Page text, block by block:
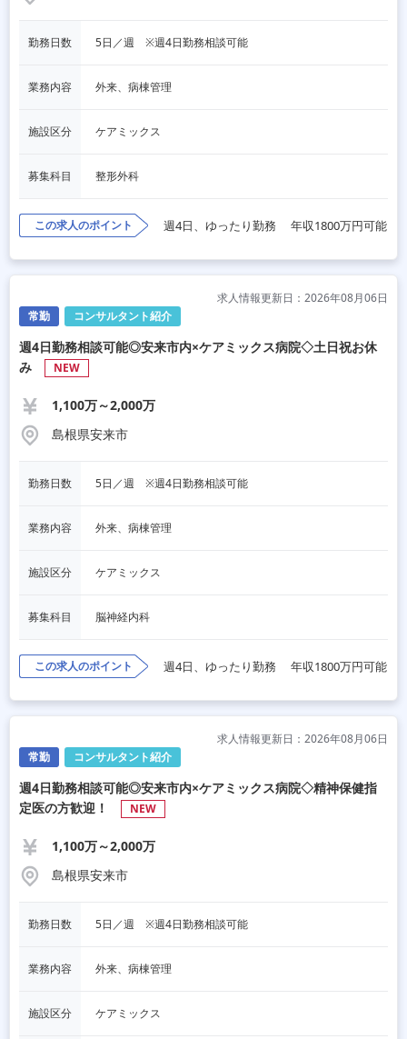
勤務日数 5日／週　※週4日勤務相談可能
業務内容 外来、病棟管理
施設区分 ケアミックス
募集科目 整形外科
この求人のポイント 週4日、ゆったり勤務 年収1800万円可能
常勤 コンサルタント紹介
求人情報更新日：2026年08月06日
週4日勤務相談可能◎安来市内×ケアミックス病院◇土日祝お休
み
NEW
1,100万～2,000万
島根県安来市
勤務日数 5日／週　※週4日勤務相談可能
業務内容 外来、病棟管理
施設区分 ケアミックス
募集科目 脳神経内科
この求人のポイント 週4日、ゆったり勤務 年収1800万円可能
常勤 コンサルタント紹介
求人情報更新日：2026年08月06日
週4日勤務相談可能◎安来市内×ケアミックス病院◇精神保健指
定医の方歓迎！
NEW
1,100万～2,000万
島根県安来市
勤務日数 5日／週　※週4日勤務相談可能
業務内容 外来、病棟管理
施設区分 ケアミックス